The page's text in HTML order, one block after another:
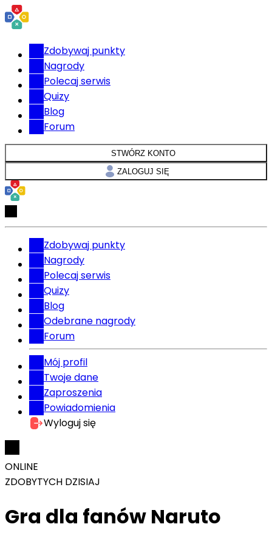
Zdobywaj punkty
Nagrody
Polecaj serwis
Quizy
Blog
Forum
STWÓRZ KONTO
ZALOGUJ SIĘ
Zdobywaj punkty
Nagrody
Polecaj serwis
Quizy
Blog
Odebrane nagrody
Forum
Mój profil
Twoje dane
Zaproszenia
Powiadomienia
Wyloguj się
ONLINE
ZDOBYTYCH DZISIAJ
Gra dla fanów Naruto